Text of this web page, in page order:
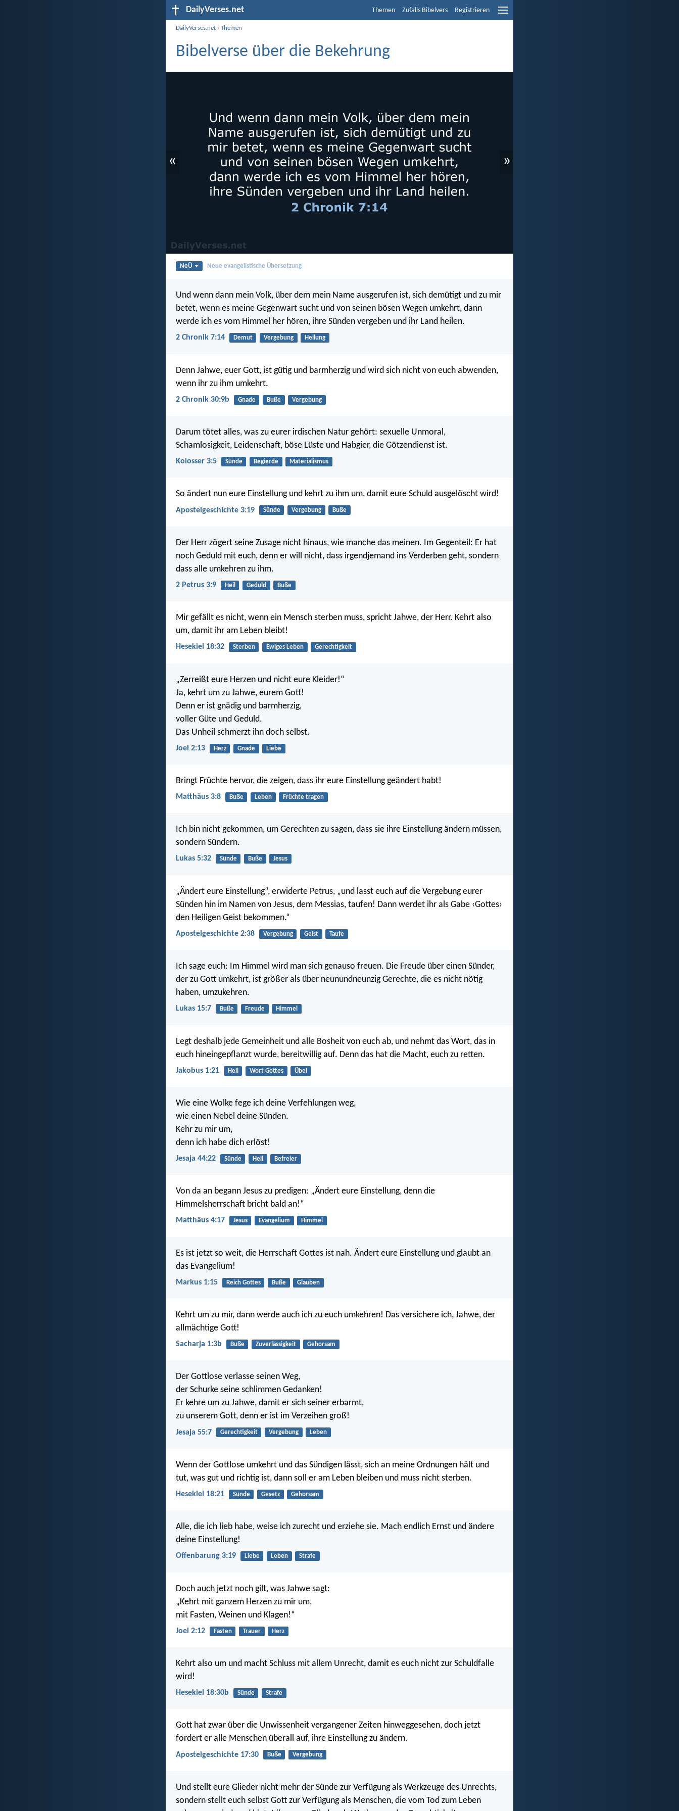
DailyVerses.net Themen Zufalls Bibelvers Registrieren
DailyVerses.net ›Themen
Bibelverse über die Bekehrung
« »
NeÜ Neue evangelistische Übersetzung
Und wenn dann mein Volk, über dem mein Name ausgerufen ist, sich demütigt und zu mir
betet, wenn es meine Gegenwart sucht und von seinen bösen Wegen umkehrt, dann
werde ich es vom Himmel her hören, ihre Sünden vergeben und ihr Land heilen.
2 Chronik 7:14 Demut Vergebung Heilung
Denn Jahwe, euer Gott, ist gütig und barmherzig und wird sich nicht von euch abwenden,
wenn ihr zu ihm umkehrt.
2 Chronik 30:9b Gnade Buße Vergebung
Darum tötet alles, was zu eurer irdischen Natur gehört: sexuelle Unmoral,
Schamlosigkeit, Leidenschaft, böse Lüste und Habgier, die Götzendienst ist.
Kolosser 3:5 Sünde Begierde Materialismus
So ändert nun eure Einstellung und kehrt zu ihm um, damit eure Schuld ausgelöscht wird!
Apostelgeschichte 3:19 Sünde Vergebung Buße
Der Herr zögert seine Zusage nicht hinaus, wie manche das meinen. Im Gegenteil: Er hat
noch Geduld mit euch, denn er will nicht, dass irgendjemand ins Verderben geht, sondern
dass alle umkehren zu ihm.
2 Petrus 3:9 Heil Geduld Buße
Mir gefällt es nicht, wenn ein Mensch sterben muss, spricht Jahwe, der Herr. Kehrt also
um, damit ihr am Leben bleibt!
Hesekiel 18:32 Sterben Ewiges Leben Gerechtigkeit
„Zerreißt eure Herzen und nicht eure Kleider!“
Ja, kehrt um zu Jahwe, eurem Gott!
Denn er ist gnädig und barmherzig,
voller Güte und Geduld.
Das Unheil schmerzt ihn doch selbst.
Joel 2:13 Herz Gnade Liebe
Bringt Früchte hervor, die zeigen, dass ihr eure Einstellung geändert habt!
Matthäus 3:8 Buße Leben Früchte tragen
Ich bin nicht gekommen, um Gerechten zu sagen, dass sie ihre Einstellung ändern müssen,
sondern Sündern.
Lukas 5:32 Sünde Buße Jesus
„Ändert eure Einstellung“, erwiderte Petrus, „und lasst euch auf die Vergebung eurer
Sünden hin im Namen von Jesus, dem Messias, taufen! Dann werdet ihr als Gabe ‹Gottes›
den Heiligen Geist bekommen.“
Apostelgeschichte 2:38 Vergebung Geist Taufe
Ich sage euch: Im Himmel wird man sich genauso freuen. Die Freude über einen Sünder,
der zu Gott umkehrt, ist größer als über neunundneunzig Gerechte, die es nicht nötig
haben, umzukehren.
Lukas 15:7 Buße Freude Himmel
Legt deshalb jede Gemeinheit und alle Bosheit von euch ab, und nehmt das Wort, das in
euch hineingepflanzt wurde, bereitwillig auf. Denn das hat die Macht, euch zu retten.
Jakobus 1:21 Heil Wort Gottes Übel
Wie eine Wolke fege ich deine Verfehlungen weg,
wie einen Nebel deine Sünden.
Kehr zu mir um,
denn ich habe dich erlöst!
Jesaja 44:22 Sünde Heil Befreier
Von da an begann Jesus zu predigen: „Ändert eure Einstellung, denn die
Himmelsherrschaft bricht bald an!“
Matthäus 4:17 Jesus Evangelium Himmel
Es ist jetzt so weit, die Herrschaft Gottes ist nah. Ändert eure Einstellung und glaubt an
das Evangelium!
Markus 1:15 Reich Gottes Buße Glauben
Kehrt um zu mir, dann werde auch ich zu euch umkehren! Das versichere ich, Jahwe, der
allmächtige Gott!
Sacharja 1:3b Buße Zuverlässigkeit Gehorsam
Der Gottlose verlasse seinen Weg,
der Schurke seine schlimmen Gedanken!
Er kehre um zu Jahwe, damit er sich seiner erbarmt,
zu unserem Gott, denn er ist im Verzeihen groß!
Jesaja 55:7 Gerechtigkeit Vergebung Leben
Wenn der Gottlose umkehrt und das Sündigen lässt, sich an meine Ordnungen hält und
tut, was gut und richtig ist, dann soll er am Leben bleiben und muss nicht sterben.
Hesekiel 18:21 Sünde Gesetz Gehorsam
Alle, die ich lieb habe, weise ich zurecht und erziehe sie. Mach endlich Ernst und ändere
deine Einstellung!
Offenbarung 3:19 Liebe Leben Strafe
Doch auch jetzt noch gilt, was Jahwe sagt:
„Kehrt mit ganzem Herzen zu mir um,
mit Fasten, Weinen und Klagen!“
Joel 2:12 Fasten Trauer Herz
Kehrt also um und macht Schluss mit allem Unrecht, damit es euch nicht zur Schuldfalle
wird!
Hesekiel 18:30b Sünde Strafe
Gott hat zwar über die Unwissenheit vergangener Zeiten hinweggesehen, doch jetzt
fordert er alle Menschen überall auf, ihre Einstellung zu ändern.
Apostelgeschichte 17:30 Buße Vergebung
Und stellt eure Glieder nicht mehr der Sünde zur Verfügung als Werkzeuge des Unrechts,
sondern stellt euch selbst Gott zur Verfügung als Menschen, die vom Tod zum Leben